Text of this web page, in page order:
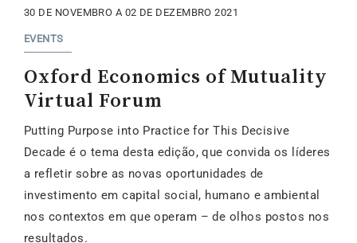
30 DE NOVEMBRO A 02 DE DEZEMBRO 2021
EVENTS
Oxford Economics of Mutuality
Virtual Forum
Putting Purpose into Practice for This Decisive
Decade é o tema desta edição, que convida os líderes
a refletir sobre as novas oportunidades de
investimento em capital social, humano e ambiental
nos contextos em que operam – de olhos postos nos
resultados.